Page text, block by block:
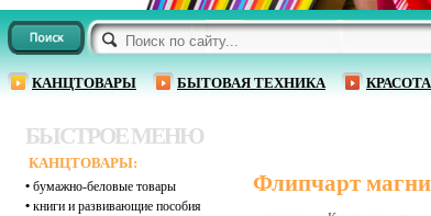
КАНЦТОВАРЫ БЫТОВАЯ ТЕХНИКА
БЫСТРОЕ МЕНЮ
КАНЦТОВАРЫ:
• бумажно-беловые товары
• книги и развивающие пособия
Флипчарт